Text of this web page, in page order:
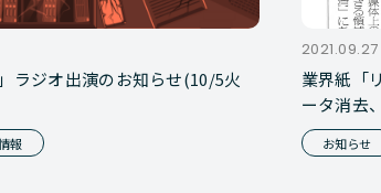
ラジオ出演のお知らせ(10/5火
報
2021.09.27
業界紙「
ータ消去
異なる」
お知らせ